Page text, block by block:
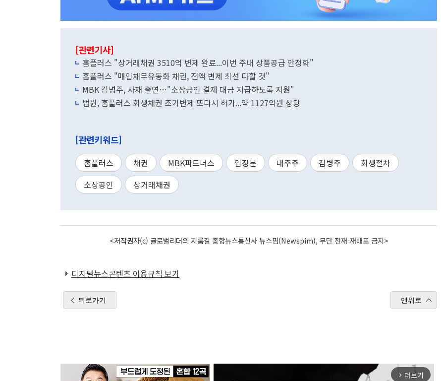
[관련기사]
홈플러스 "상거래채권 3510억 변제 완료...이번 주내 상품공급 안정화"
홈플러스 "매입채무유동화 채권, 전액 변제 최선 다할 것"
MBK 김병주, 사재 출연…"소상공인 결제 대금 지급하도록 지원"
법원, 홈플러스 회생채권 조기변제 또다시 허가...약 1127억원 상당
[관련키워드]
홈플러스 채권 MBK파트너스 입장문 대주주 김병주
회생절차
소상공인
상거래채권
<저작권자(c) 글로벌리더의 지름길 종합뉴스통신사 뉴스핌(Newspim), 무단 전재-재배포 금지>
디지털뉴스콘텐츠 이용규칙 보기
뒤로가기 맨위로
arrow_forward_ios 더보기